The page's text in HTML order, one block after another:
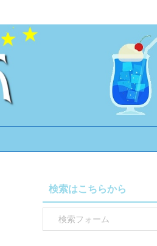
検索はこちらから